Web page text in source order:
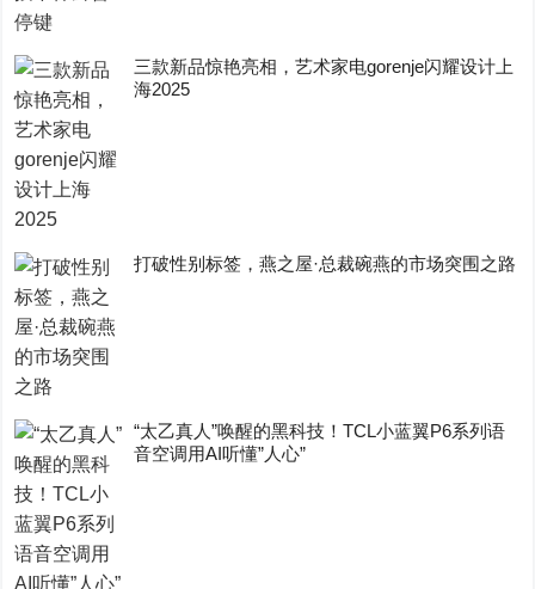
三款新品惊艳亮相，艺术家电gorenje闪耀设计上
海2025
打破性别标签，燕之屋·总裁碗燕的市场突围之路
“太乙真人”唤醒的黑科技！TCL小蓝翼P6系列语
音空调用AI听懂”人心”